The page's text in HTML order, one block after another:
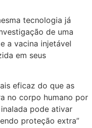
tecnologia já
de uma
a vacina injetável
em seus
eficaz do que as
no corpo humano por
pode ativar
proteção extra”